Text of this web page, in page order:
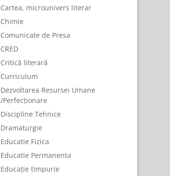
Cartea, microunivers literar
Chimie
Comunicate de Presa
CRED
Critică literară
Curriculum
Dezvoltarea Resursei Umane
/Perfecționare
Discipline Tehnice
Dramaturgie
Educatie Fizica
Educatie Permanenta
Educație timpurie